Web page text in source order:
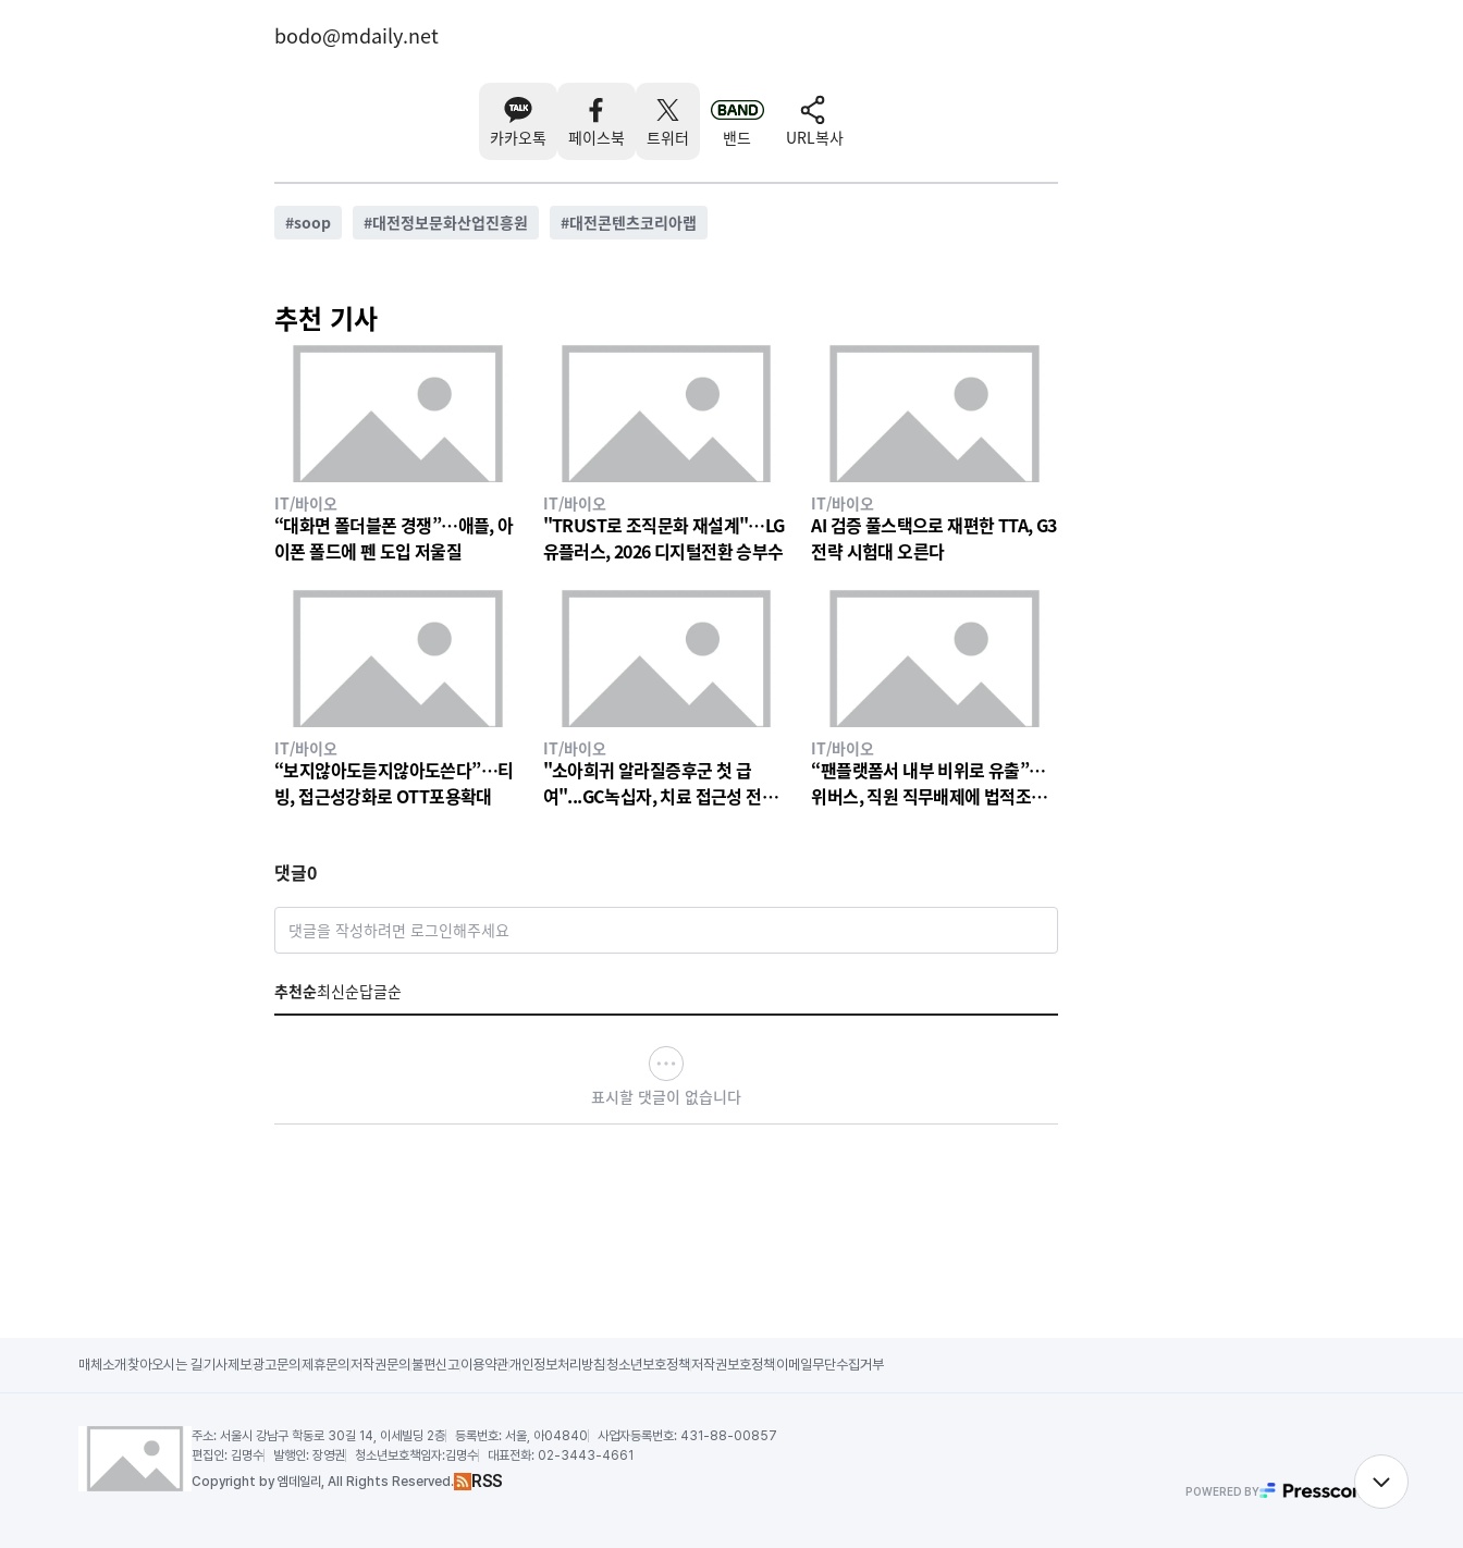
bodo@mdaily.net
카카오톡 페이스북 트위터 밴드 URL복사
#soop #대전정보문화산업진흥원 #대전콘텐츠코리아랩
추천 기사
IT/바이오
“대화면 폴더블폰 경쟁”…애플, 아
이폰 폴드에 펜 도입 저울질
IT/바이오
"TRUST로 조직문화 재설계"…LG
유플러스, 2026 디지털전환 승부수
IT/바이오
AI 검증 풀스택으로 재편한 TTA, G3
전략 시험대 오른다
IT/바이오
“보지않아도듣지않아도쓴다”…티
빙, 접근성강화로 OTT포용확대
IT/바이오
"소아희귀 알라질증후군 첫 급
여"...GC녹십자, 치료 접근성 전환
IT/바이오
“팬플랫폼서 내부 비위로 유출”…
위버스, 직원 직무배제에 법적조치
댓글0
댓글을 작성하려면 로그인해주세요
추천순최신순답글순
표시할 댓글이 없습니다
매체소개 찾아오시는 길기사제보광고문의 제휴문의 저작권문의 불편신고이용약관개인정보처리방침 청소년보호정책저작권보호정책 이메일무단수집거부
주소:서울시 강남구 학동로 30길 14, 이세빌딩 2층 등록번호: 서울, 아04840 사업자등록번호: 431-88-00857
편집인: 김명수 발행인:장영권 청소년보호책임자:김명수 대표전화: 02-3443-4661
Copyright by 엠데일리, All Rights Reserved. RSS POWERED BY